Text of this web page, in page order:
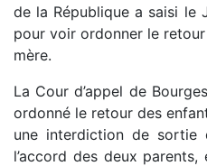
de la République a saisi le
pour voir ordonner le
mère.
La Cour d’appel de
ordonné le retour des
une interdiction de sortie
l’accord des deux